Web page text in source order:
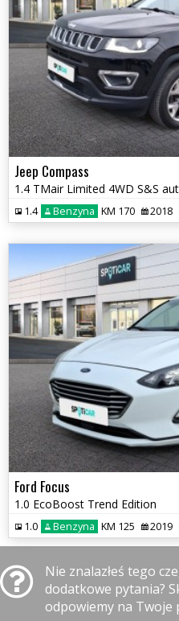
Jeep Compass
1.4 TMair Limited 4WD S&S aut
1.4 Benzyna KM 170 2018
Ford Focus
1.0 EcoBoost Trend Edition
1.0 Benzyna KM 125 2019
Nie znalazłeś tego
dodatkowe pytania?
odpowiemy na Twoje